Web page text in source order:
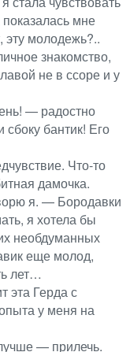
мне
эту молодежь?..
знакомство,
не в ссоре и у
— радостно
бантик! Его
Что-то
дамочка.
я. — Бородавки
я хотела бы
необдуманных
еще молод,
лет…
Герда с
у меня на
— прилечь.